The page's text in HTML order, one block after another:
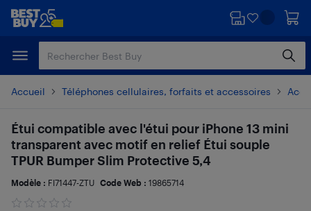
Passer
principal
Passer
Accueil Téléphones cellulaires, forfaits et accessoires
Étui compatible avec l'étui pour iPhone 13 mini
transparent avec motif en relief Étui souple
TPUR Bumper Slim Protective 5,4
Modèle : FI71447-ZTU Code Web : 19865714